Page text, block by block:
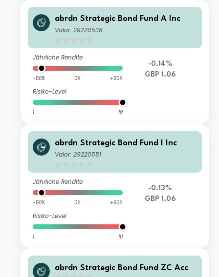
abrdn Strategic Bond Fund A Inc
Valor: 29220538
Jährliche Rendite
-50% 0% +50%
Risiko-Level
1 10
-0.14%
GBP 1.06
abrdn Strategic Bond Fund I Inc
Valor: 29220551
Jährliche Rendite
-50% 0% +50%
Risiko-Level
1 10
-0.13%
GBP 1.06
abrdn Strategic Bond Fund ZC Acc